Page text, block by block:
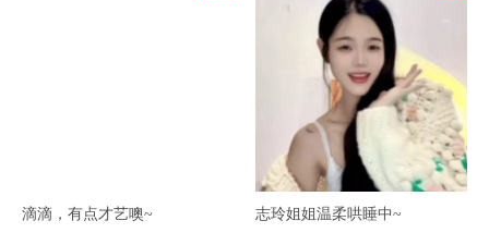
滴滴，有点才艺噢~ 志玲姐姐温柔哄睡中~